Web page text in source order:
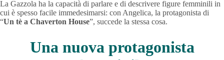
La Gazzola ha la capacità di parlare e di descrivere figure femminili in
cui è spesso facile immedesimarsi: con Angelica, la protagonista di
“Un tè a Chaverton House”, succede la stessa cosa.
Una nuova protagonista